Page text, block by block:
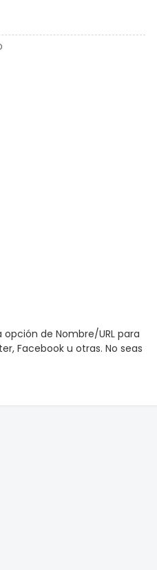
de Nombre/URL para
Facebook u otras. No seas